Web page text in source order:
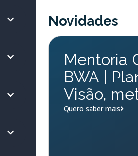
Novidades
Mentoria
BWA |
Visão,
Quero saber mais